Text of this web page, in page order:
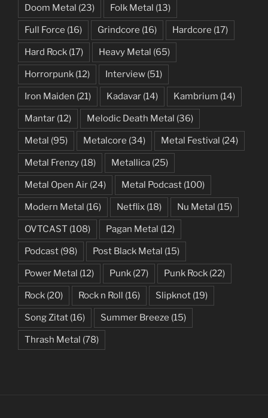
Doom Metal (23) Folk Metal (13)
Full Force (16) Grindcore (16) Hardcore (17)
Hard Rock (17) Heavy Metal (65)
Horrorpunk (12) Interview (51)
Iron Maiden (21) Kadavar (14) Kambrium (14)
Mantar (12) Melodic Death Metal (36)
Metal (95) Metalcore (34) Metal Festival (24)
Metal Frenzy (18) Metallica (25)
Metal Open Air (24) Metal Podcast (100)
Modern Metal (16) Netflix (18) Nu Metal (15)
OVTCAST (108) Pagan Metal (12)
Podcast (98) Post Black Metal (15)
Power Metal (12) Punk (27) Punk Rock (22)
Rock (20) Rock n Roll (16) Slipknot (19)
Song Zitat (16) Summer Breeze (15)
Thrash Metal (78)